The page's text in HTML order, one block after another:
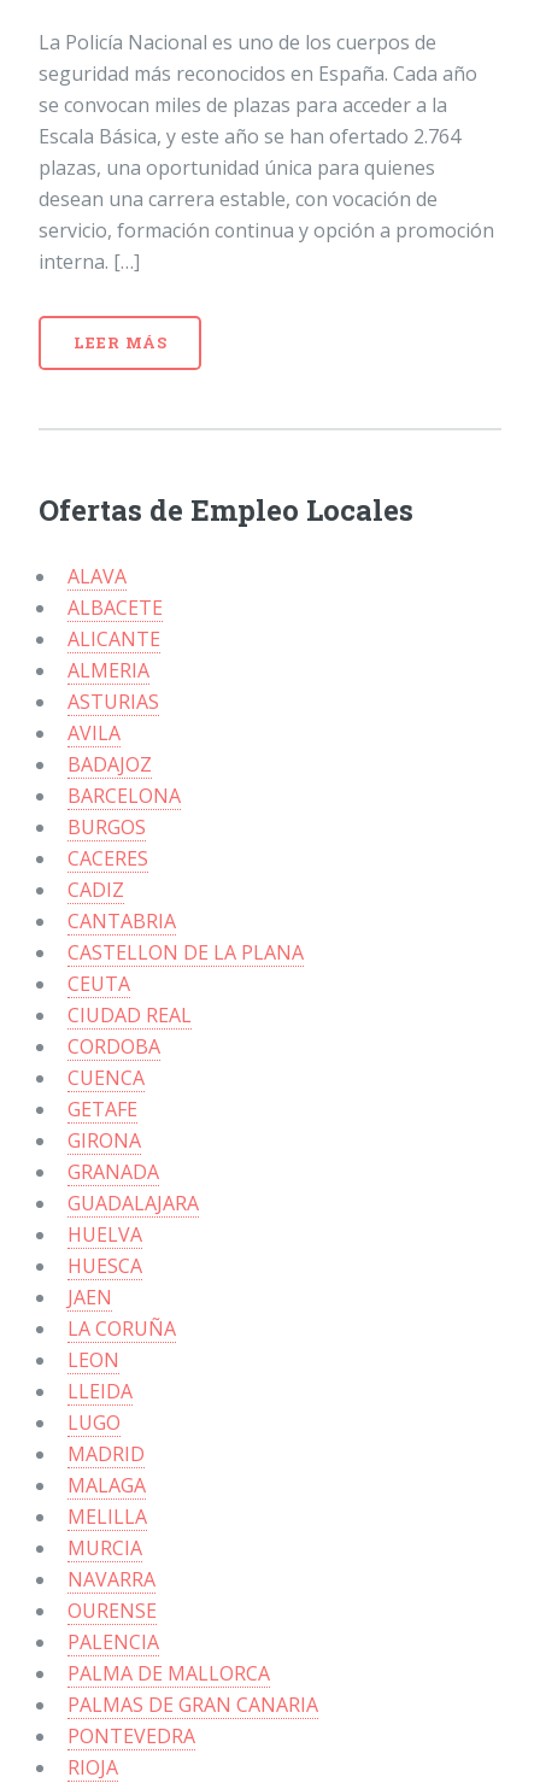
La Policía Nacional es uno de los cuerpos de
seguridad más reconocidos en España. Cada año
se convocan miles de plazas para acceder a la
Escala Básica, y este año se han ofertado 2.764
plazas, una oportunidad única para quienes
desean una carrera estable, con vocación de
servicio, formación continua y opción a promoción
interna. […]
LEER MÁS
Ofertas de Empleo Locales
ALAVA
ALBACETE
ALICANTE
ALMERIA
ASTURIAS
AVILA
BADAJOZ
BARCELONA
BURGOS
CACERES
CADIZ
CANTABRIA
CASTELLON DE LA PLANA
CEUTA
CIUDAD REAL
CORDOBA
CUENCA
GETAFE
GIRONA
GRANADA
GUADALAJARA
HUELVA
HUESCA
JAEN
LA CORUÑA
LEON
LLEIDA
LUGO
MADRID
MALAGA
MELILLA
MURCIA
NAVARRA
OURENSE
PALENCIA
PALMA DE MALLORCA
PALMAS DE GRAN CANARIA
PONTEVEDRA
RIOJA